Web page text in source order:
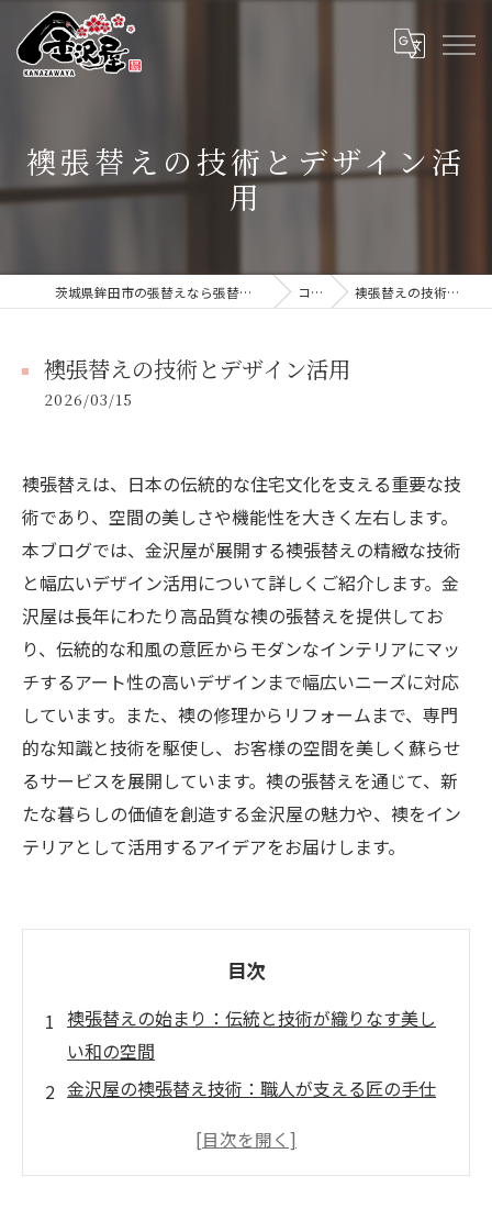
襖張替えの技術とデザイン活
用
茨城県鉾田市の張替えなら張替本舗 金沢屋 大洗・鹿嶋店 コラム 襖張替えの技術とデザイン活用
襖張替えの技術とデザイン活用
2026/03/15
襖張替えは、日本の伝統的な住宅文化を支える重要な技
術であり、空間の美しさや機能性を大きく左右します。
本ブログでは、金沢屋が展開する襖張替えの精緻な技術
と幅広いデザイン活用について詳しくご紹介します。金
沢屋は長年にわたり高品質な襖の張替えを提供してお
り、伝統的な和風の意匠からモダンなインテリアにマッ
チするアート性の高いデザインまで幅広いニーズに対応
しています。また、襖の修理からリフォームまで、専門
的な知識と技術を駆使し、お客様の空間を美しく蘇らせ
るサービスを展開しています。襖の張替えを通じて、新
たな暮らしの価値を創造する金沢屋の魅力や、襖をイン
テリアとして活用するアイデアをお届けします。
目次
襖張替えの始まり：伝統と技術が織りなす美し
い和の空間
金沢屋の襖張替え技術：職人が支える匠の手仕
和の心を現代に：金沢屋が提案する多彩な襖デ